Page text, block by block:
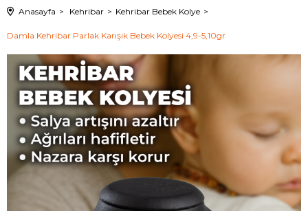
Anasayfa Kehribar Kehribar Bebek Kolye
Damla Kehribar Parlak Karışık Bebek Kolyesi 4,9-5,10gr